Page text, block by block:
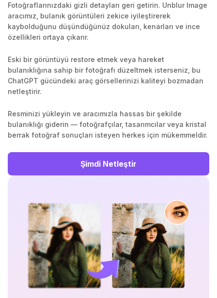
Fotoğraflarınızdaki gizli detayları geri getirin. Unblur Image
aracımız, bulanık görüntüleri zekice iyileştirerek
kaybolduğunu düşündüğünüz dokuları, kenarları ve ince
özellikleri ortaya çıkarır.
Eski bir görüntüyü restore etmek veya hareket
bulanıklığına sahip bir fotoğrafı düzeltmek isterseniz, bu
ChatGPT gücündeki araç görsellerinizi kaliteyi bozmadan
netleştirir.
Resminizi yükleyin ve aracımızla hassas bir şekilde
bulanıklığı giderin — fotoğrafçılar, tasarımcılar veya kristal
berrak fotoğraf sonuçları isteyen herkes için mükemmeldir.
Şimdi Netleştir